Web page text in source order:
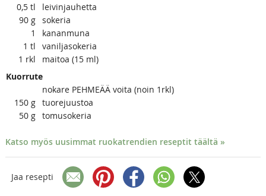
0,5 tl
leivinjauhetta
90 g sokeria
1
kananmuna
1 tl
vaniljasokeria
1 rkl
maitoa (15 ml)
Kuorrute
nokare PEHMEÄÄ voita (noin 1rkl)
150 g tuorejuustoa
50 g tomusokeria
Katso myös uusimmat ruokatrendien reseptit täältä »
Jaa resepti